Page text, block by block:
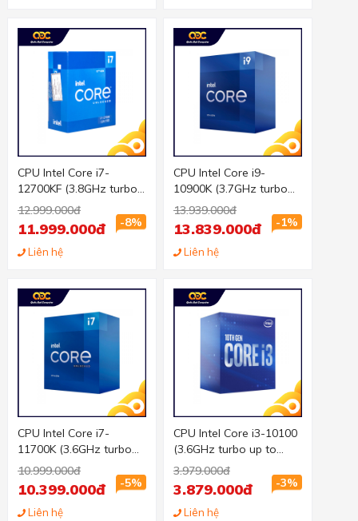
CPU Intel Core i7-
12700KF (3.8GHz turbo
up to 5.0Ghz, 12 nhân
20 luồng, 25MB Cache,
125W) - Socket Intel
LGA 1700/Alder Lake)
12.999.000đ
-8%
11.999.000đ
Liên hệ
CPU Intel Core i9-
10900K (3.7GHz turbo
up to 5.3GHz, 10 nhân
20 luồng, 20MB Cache,
125W) - Socket Intel
LGA 1200
13.939.000đ
-1%
13.839.000đ
Liên hệ
CPU Intel Core i7-
11700K (3.6GHz turbo
up to 5Ghz, 8 nhân 16
luồng, 16MB Cache,
125W) - Socket Intel
LGA 1200
10.999.000đ
-5%
10.399.000đ
Liên hệ
CPU Intel Core i3-10100
(3.6GHz turbo up to
4.3Ghz, 4 nhân 8 luồng,
6MB Cache, 65W) -
Socket Intel LGA 1200
3.979.000đ
-3%
3.879.000đ
Liên hệ